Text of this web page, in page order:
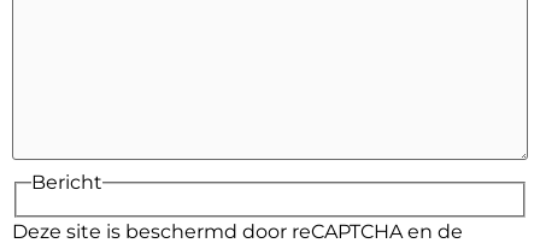
Bericht
Deze site is beschermd door reCAPTCHA en de